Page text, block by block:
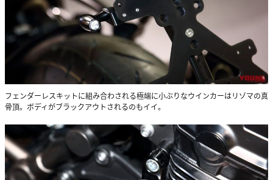
フェンダーレスキットに組み合わされる極端に小ぶりなウインカーはリゾマの真
骨頂。ボディがブラックアウトされるのもイイ。